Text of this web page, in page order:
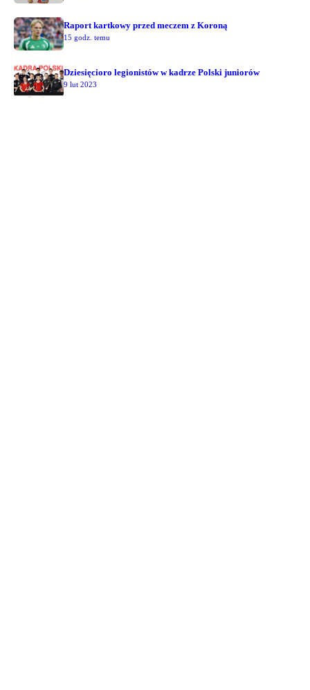
Raport kartkowy przed meczem z Koroną
15 godz. temu
Dziesięcioro legionistów w kadrze Polski juniorów
9 lut 2023